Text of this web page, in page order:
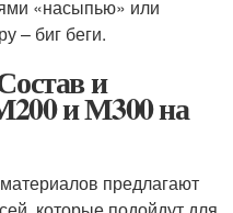
«насыпью» или
– биг беги.
и
и М300 на
предлагают